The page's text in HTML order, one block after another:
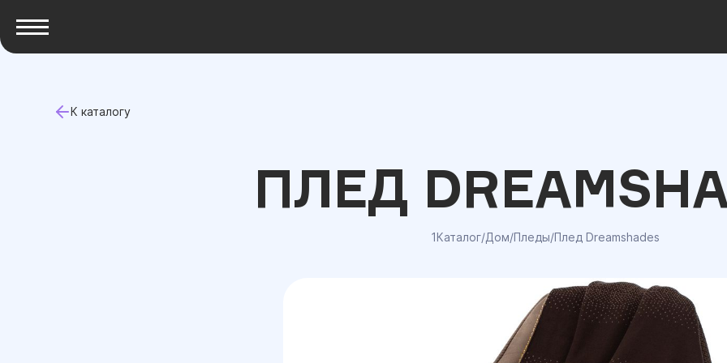
К каталогу
ПЛЕД
1Каталог/Дом/Пледы/Плед Dreamshades